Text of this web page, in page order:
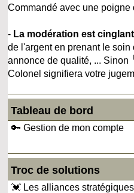
Commandé avec une poigne
- La modération est
de l'argent en prenant le
annonce de qualité, ...
Colonel signifiera votre
Tableau de bord
🔑 Gestion de mon compte
Troc de solutions
💓 Les alliances